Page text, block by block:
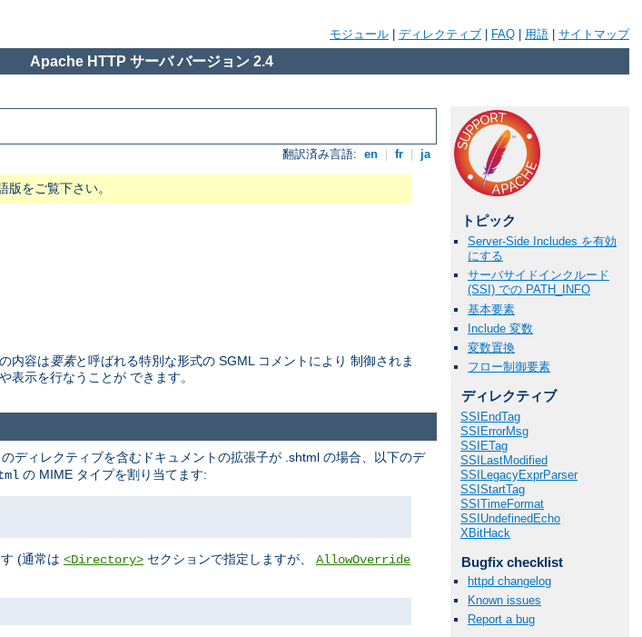
モジュール ディレクティブ FAQ 用語 サイトマップ
Apache HTTP サーバ バージョン 2.4
翻訳済み言語: en fr ja
をご覧下さい。
内容は要素と呼ばれる特別な形式の SGML コメントにより 制御されま
示を行なうことが できます。
トピック
Server-Side Includes を有効
にする
サーバサイドインクルード
(SSI) での PATH_INFO
基本要素
Include 変数
変数置換
フロー制御要素
ディレクティブ
SSIEndTag
SSIErrorMsg
SSIETag
SSILastModified
SSILegacyExprParser
SSIStartTag
SSITimeFormat
SSIUndefinedEcho
XBitHack
Bugfix checklist
httpd changelog
Known issues
Report a bug
ディレクティブを含むドキュメントの拡張子が .shtml の場合、以下のデ
の MIME タイプを割り当てます:
(通常は <Directory> セクションで指定しますが、 AllowOverride